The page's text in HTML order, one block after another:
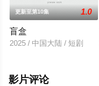
更新至第10集 1.0
盲盒
2025 / 中国大陆 / 短剧
影片评论